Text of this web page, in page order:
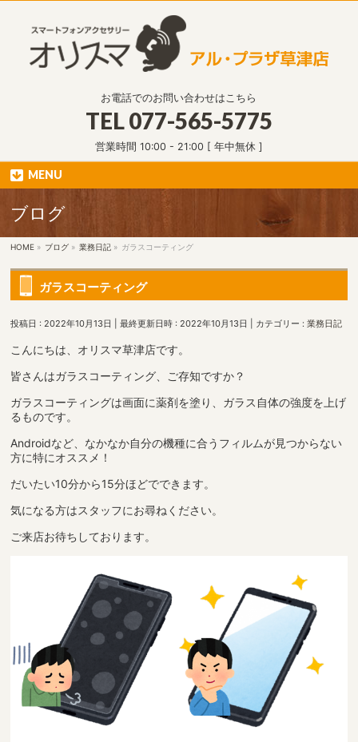
お電話でのお問い合わせはこちら
TEL077-565-5775
営業時間 10:00 - 21:00 [ 年中無休 ]
MENU
ブログ
HOME » ブログ » 業務日記 » ガラスコーティング
ガラスコーティング
投稿日 : 2022年10月13日 最終更新日時 : 2022年10月13日 カテゴリー :業務日記
こんにちは、オリスマ草津店です。
皆さんはガラスコーティング、ご存知ですか？
ガラスコーティングは画面に薬剤を塗り、ガラス自体の強度を上げ
るものです。
Androidなど、なかなか自分の機種に合うフィルムが見つからない
方に特にオススメ！
だいたい10分から15分ほどでできます。
気になる方はスタッフにお尋ねください。
ご来店お待ちしております。